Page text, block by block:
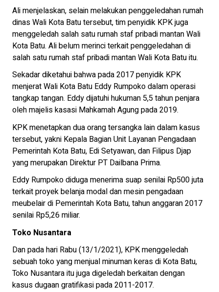
Ali menjelaskan, selain melakukan penggeledahan rumah
dinas Wali Kota Batu tersebut, tim penyidik KPK juga
menggeledah salah satu rumah staf pribadi mantan Wali
Kota Batu. Ali belum merinci terkait penggeledahan di
salah satu rumah staf pribadi mantan Wali Kota Batu itu.
Sekadar diketahui bahwa pada 2017 penyidik KPK
menjerat Wali Kota Batu Eddy Rumpoko dalam operasi
tangkap tangan. Eddy dijatuhi hukuman 5,5 tahun penjara
oleh majelis kasasi Mahkamah Agung pada 2019.
KPK menetapkan dua orang tersangka lain dalam kasus
tersebut, yakni Kepala Bagian Unit Layanan Pengadaan
Pemerintah Kota Batu, Edi Setyawan, dan Filipus Djap
yang merupakan Direktur PT Dailbana Prima.
Eddy Rumpoko diduga menerima suap senilai Rp500 juta
terkait proyek belanja modal dan mesin pengadaan
meubelair di Pemerintah Kota Batu, tahun anggaran 2017
senilai Rp5,26 miliar.
Toko Nusantara
Dan pada hari Rabu (13/1/2021), KPK menggeledah
sebuah toko yang menjual minuman keras di Kota Batu,
Toko Nusantara itu juga digeledah berkaitan dengan
kasus dugaan gratifikasi pada 2011-2017.